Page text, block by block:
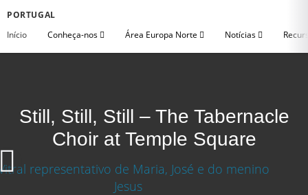
PORTUGAL
Início
Conheça-nos Área Europa Norte Notícias
Still, Still, Still – The Tabernacle
Choir at Temple Square